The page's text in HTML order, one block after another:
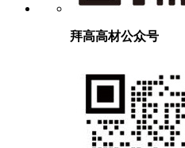
拜高高材公众号